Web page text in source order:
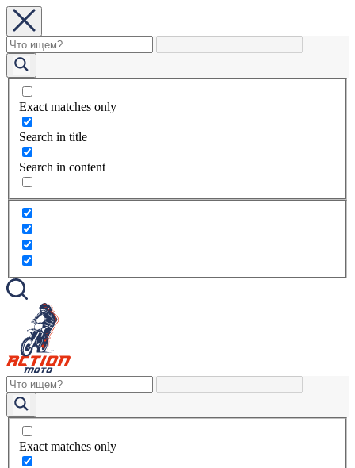
Exact matches only
Search in title
Search in content
Exact matches only